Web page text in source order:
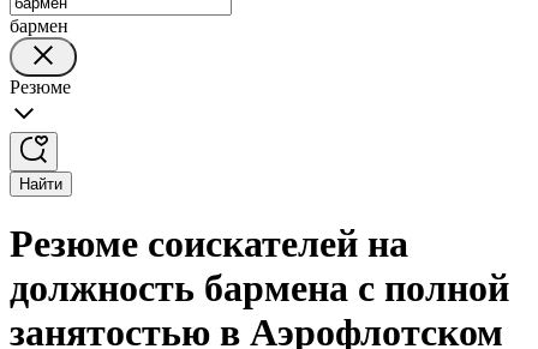
бармен
Резюме
Найти
Резюме соискателей на
должность бармена с полной
занятостью в Аэрофлотском